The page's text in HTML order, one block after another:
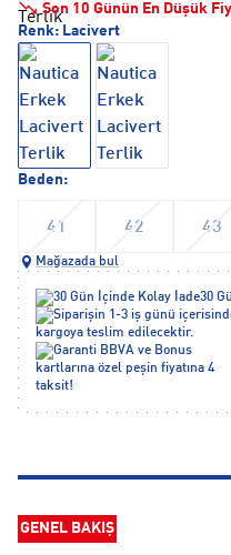
Son 10 Günün En Düşük
Beden:
41 42 43
Renk: Lacivert
Mağazada bul
30
GENEL BAKIŞ